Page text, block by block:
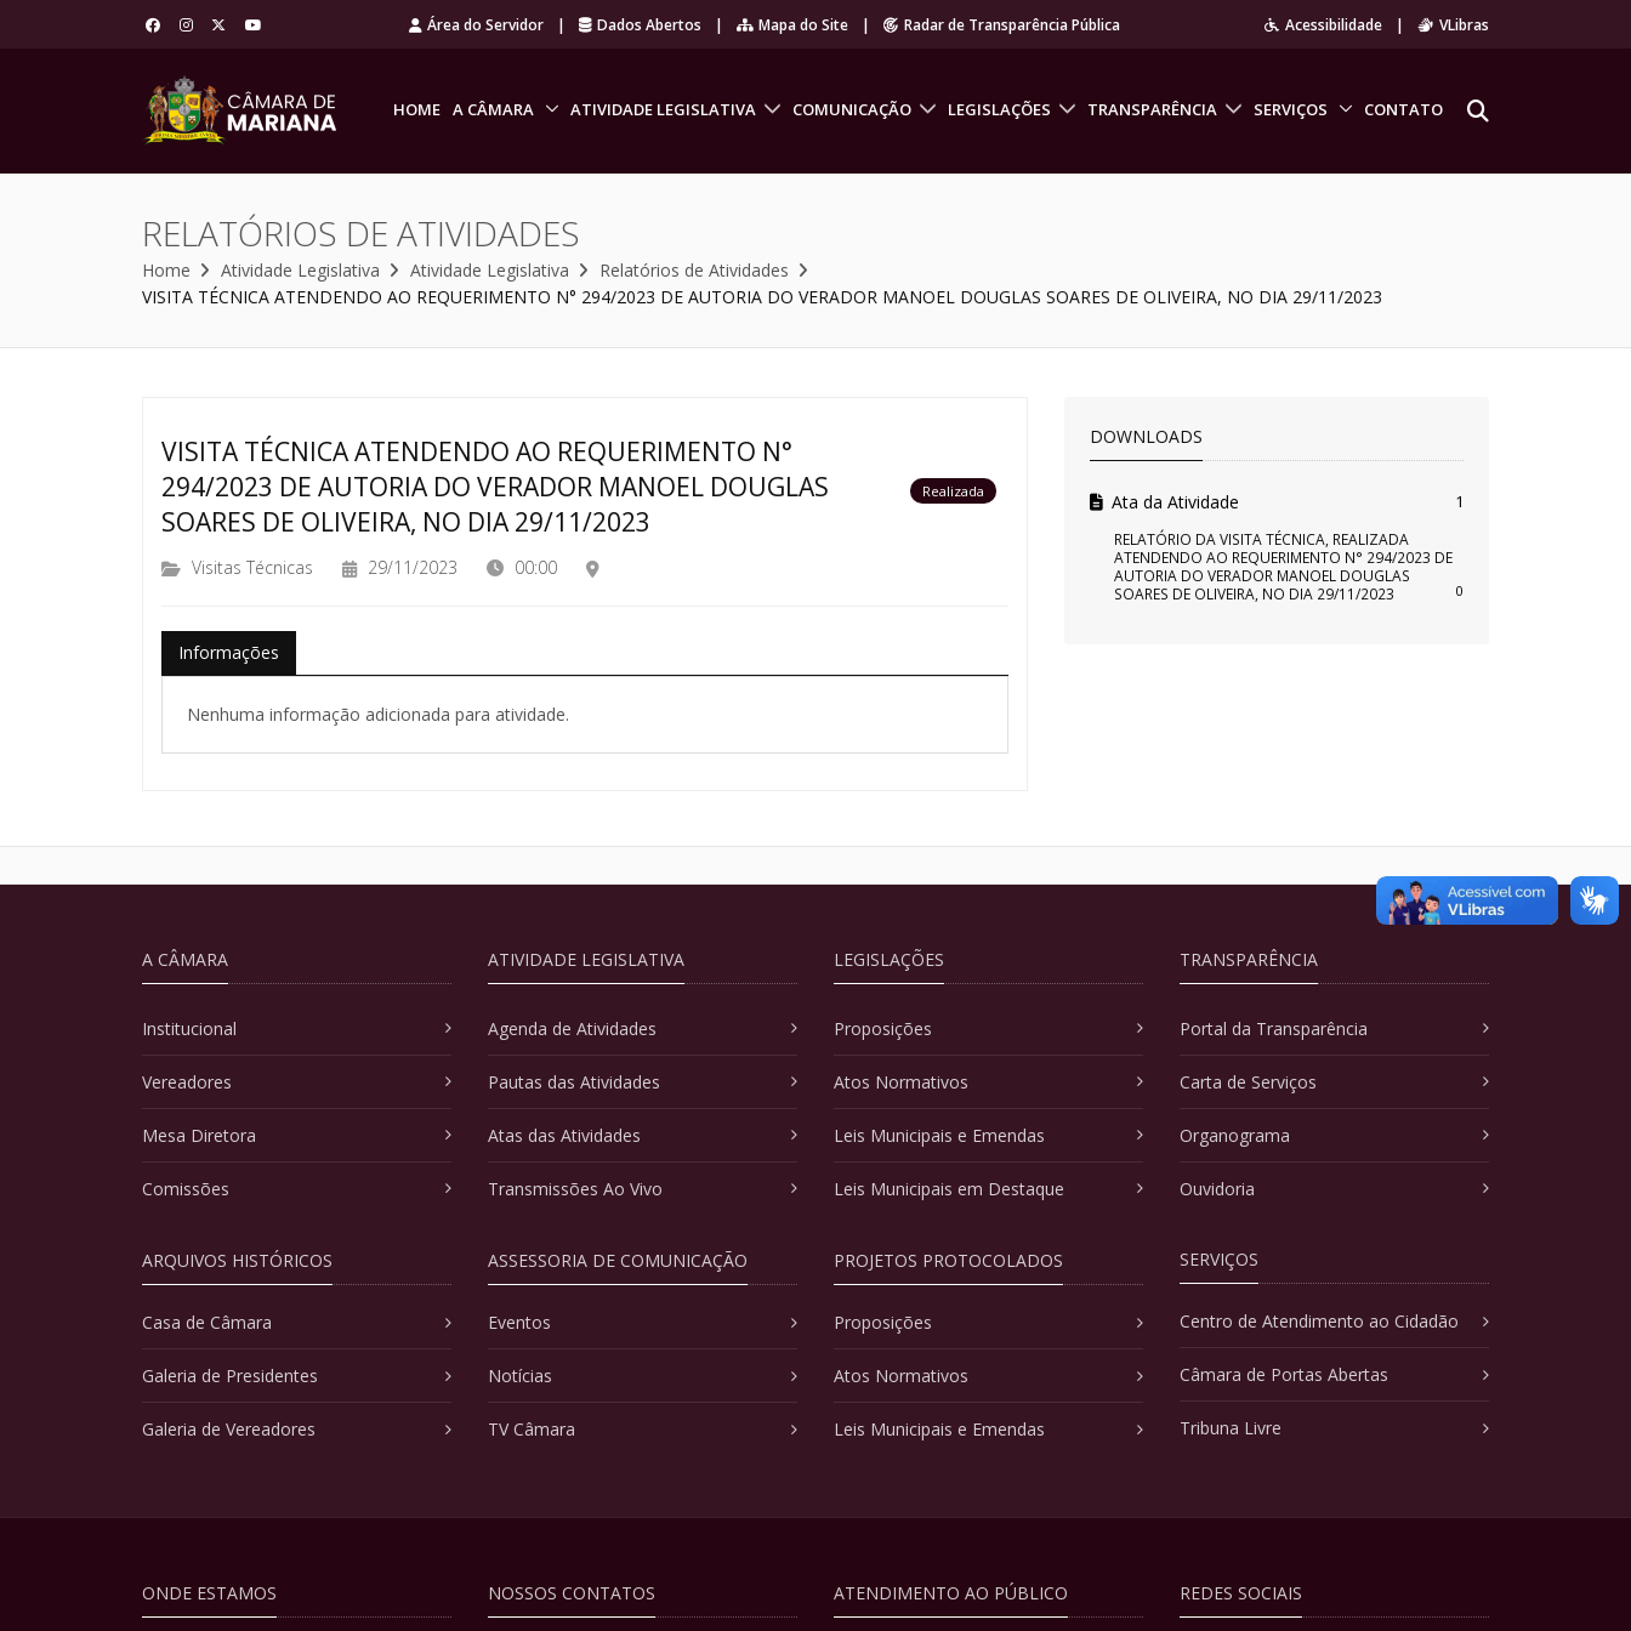
Área do Servidor | Dados Abertos | Mapa do Site | Radar de Transparência Pública Acessibilidade | VLibras
HOME A CÂMARA ATIVIDADE LEGISLATIVA COMUNICAÇÃO LEGISLAÇÕES TRANSPARÊNCIA SERVIÇOS CONTATO
RELATÓRIOS DE ATIVIDADES
Home Atividade Legislativa Atividade Legislativa
Relatórios de Atividades
VISITA TÉCNICA ATENDENDO AO REQUERIMENTO N° 294/2023 DE AUTORIA DO VERADOR MANOEL DOUGLAS SOARES DE OLIVEIRA, NO DIA 29/11/2023
VISITA TÉCNICA ATENDENDO AO REQUERIMENTO N°
294/2023 DE AUTORIA DO VERADOR MANOEL DOUGLAS
SOARES DE OLIVEIRA, NO DIA 29/11/2023
Realizada
Visitas Técnicas 29/11/2023 00:00
Informações
Nenhuma informação adicionada para atividade.
DOWNLOADS
Ata da Atividade 1
RELATÓRIO DA VISITA TÉCNICA, REALIZADA
ATENDENDO AO REQUERIMENTO N° 294/2023 DE
AUTORIA DO VERADOR MANOEL DOUGLAS
SOARES DE OLIVEIRA, NO DIA 29/11/2023
0
A CÂMARA
Institucional
Vereadores
Mesa Diretora
Comissões
ARQUIVOS HISTÓRICOS
Casa de Câmara
Galeria de Presidentes
Galeria de Vereadores
ATIVIDADE LEGISLATIVA
Agenda de Atividades
Pautas das Atividades
Atas das Atividades
Transmissões Ao Vivo
ASSESSORIA DE COMUNICAÇÃO
Eventos
Notícias
TV Câmara
LEGISLAÇÕES
Proposições
Atos Normativos
Leis Municipais e Emendas
Leis Municipais em Destaque
PROJETOS PROTOCOLADOS
Proposições
Atos Normativos
Leis Municipais e Emendas
TRANSPARÊNCIA
Portal da Transparência
Carta de Serviços
Organograma
Ouvidoria
SERVIÇOS
Centro de Atendimento ao Cidadão
Câmara de Portas Abertas
Tribuna Livre
ONDE ESTAMOS NOSSOS CONTATOS ATENDIMENTO AO PÚBLICO REDES SOCIAIS